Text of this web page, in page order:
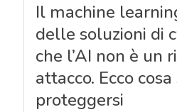
Il machine
delle soluzioni di
che l’AI non è un
attacco. Ecco
proteggersi